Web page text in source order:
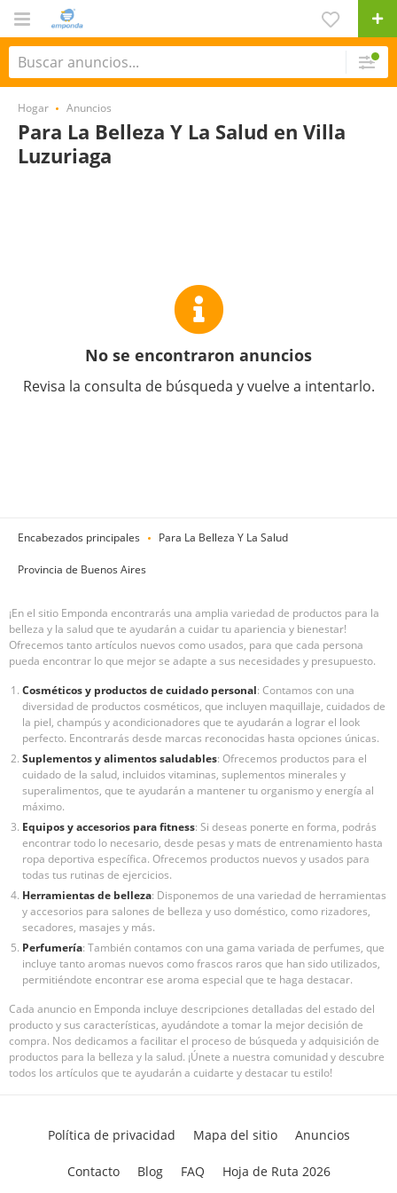
Hogar Anuncios
Para La Belleza Y La Salud en Villa
Luzuriaga
No se encontraron anuncios
Revisa la consulta de búsqueda y vuelve a intentarlo.
Encabezados principales Para La Belleza Y La Salud
Provincia de Buenos Aires
¡En el sitio Emponda encontrarás una amplia variedad de productos para la
belleza y la salud que te ayudarán a cuidar tu apariencia y bienestar!
Ofrecemos tanto artículos nuevos como usados, para que cada persona
pueda encontrar lo que mejor se adapte a sus necesidades y presupuesto.
Cosméticos y productos de cuidado personal: Contamos con una
diversidad de productos cosméticos, que incluyen maquillaje, cuidados de
la piel, champús y acondicionadores que te ayudarán a lograr el look
perfecto. Encontrarás desde marcas reconocidas hasta opciones únicas.
Suplementos y alimentos saludables: Ofrecemos productos para el
cuidado de la salud, incluidos vitaminas, suplementos minerales y
superalimentos, que te ayudarán a mantener tu organismo y energía al
máximo.
Equipos y accesorios para fitness: Si deseas ponerte en forma, podrás
encontrar todo lo necesario, desde pesas y mats de entrenamiento hasta
ropa deportiva específica. Ofrecemos productos nuevos y usados para
todas tus rutinas de ejercicios.
Herramientas de belleza: Disponemos de una variedad de herramientas
y accesorios para salones de belleza y uso doméstico, como rizadores,
secadores, masajes y más.
Perfumería: También contamos con una gama variada de perfumes, que
incluye tanto aromas nuevos como frascos raros que han sido utilizados,
permitiéndote encontrar ese aroma especial que te haga destacar.
Cada anuncio en Emponda incluye descripciones detalladas del estado del
producto y sus características, ayudándote a tomar la mejor decisión de
compra. Nos dedicamos a facilitar el proceso de búsqueda y adquisición de
productos para la belleza y la salud. ¡Únete a nuestra comunidad y descubre
todos los artículos que te ayudarán a cuidarte y destacar tu estilo!
Política de privacidad Mapa del sitio Anuncios
Contacto Blog FAQ Hoja de Ruta 2026